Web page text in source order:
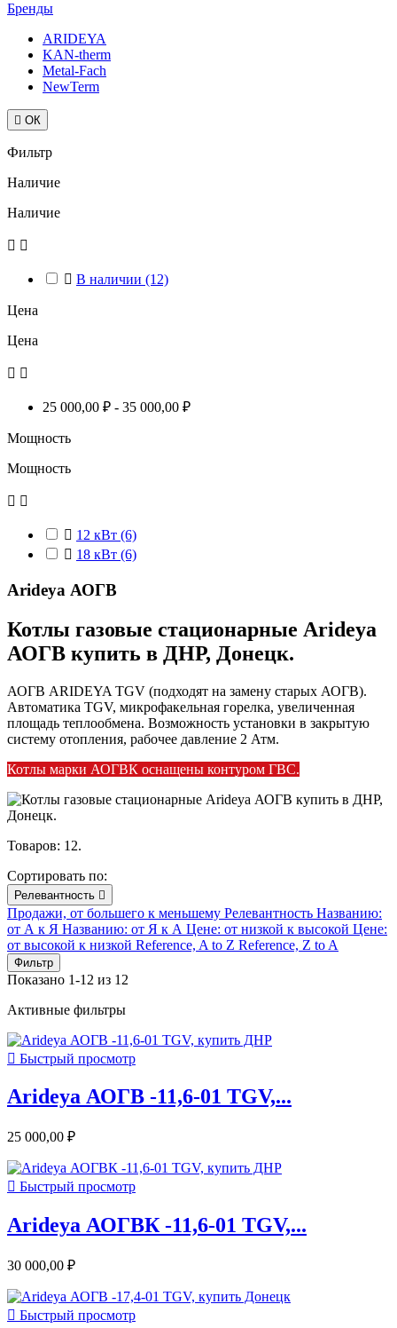
Бренды
ARIDEYA
KAN-therm
Metal-Fach
NewTerm
 ОК
Фильтр
Наличие
Наличие
 
 В наличии (12)
Цена
Цена
 
25 000,00 ₽ - 35 000,00 ₽
Мощность
Мощность
 
 12 кВт (6)
 18 кВт (6)
Arideya АОГВ
Котлы газовые стационарные Arideya
АОГВ купить в ДНР, Донецк.
АОГВ ARIDEYA TGV (подходят на замену старых АОГВ).
Автоматика TGV, микрофакельная горелка, увеличенная
площадь теплообмена. Возможность установки в закрытую
систему отопления, рабочее давление 2 Атм.
Котлы марки АОГВК оснащены контуром ГВС.
Товаров: 12.
Сортировать по:
Релевантность 
Продажи, от большего к меньшему Релевантность Названию:
от А к Я Названию: от Я к А Цене: от низкой к высокой Цене:
от высокой к низкой Reference, A to Z Reference, Z to A
Фильтр
Показано 1-12 из 12
Активные фильтры
 Быстрый просмотр
Arideya АОГВ -11,6-01 TGV,...
25 000,00 ₽
 Быстрый просмотр
Arideya АОГВК -11,6-01 TGV,...
30 000,00 ₽
 Быстрый просмотр